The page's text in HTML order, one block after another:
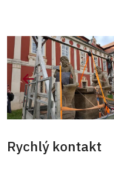
Rychlý kontakt